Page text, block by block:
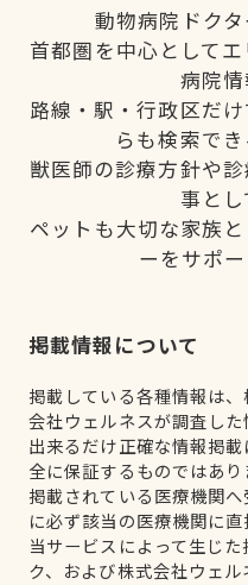
動物病院ドクタ
首都圏を中心として
病院情
路線・駅・行政区だ
らも検索でき
獣医師の診療方針や
事とし
ペットも大切な家族
ーをサポー
掲載情報について
掲載している各種情報は
会社ウェルネスが調査した
出来るだけ正確な情報掲
全に保証するものではあり
掲載されている医療機関
に必ず該当の医療機関に直
当サービスによって生じ
ク、および株式会社ウェ